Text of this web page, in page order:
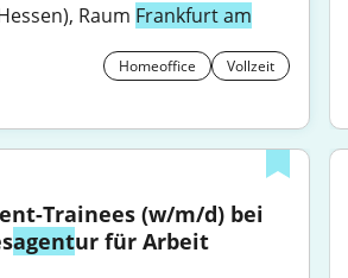
Raum Frankfurt am
Homeoffice Vollzeit
Trainees (w/m/d) bei
agentur für Arbeit